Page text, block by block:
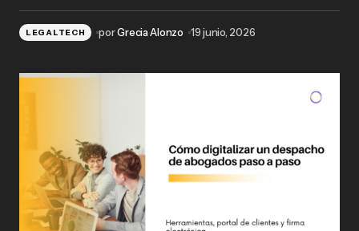
LEGALTECH porGrecia Alonzo 19 junio, 2026